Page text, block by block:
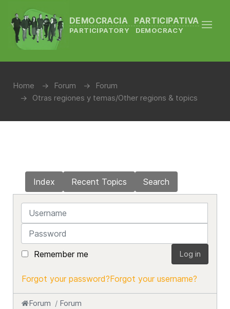
DEMOCRACIA PARTICIPATIVA
PARTICIPATORY DEMOCRACY
Home Forum
Forum
Otras regiones y temas/Other regions & topics
Index Recent Topics Search
Username
Password
Remember me Log in
Forgot your password?Forgot your username?
Forum
Forum